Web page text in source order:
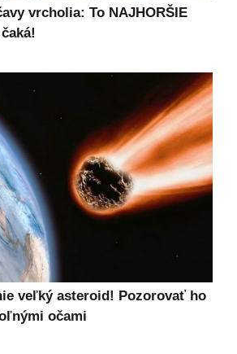
vrcholia: To NAJHORŠIE
veľký asteroid! Pozorovať ho
očami